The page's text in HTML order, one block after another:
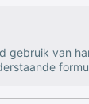
gebruik van